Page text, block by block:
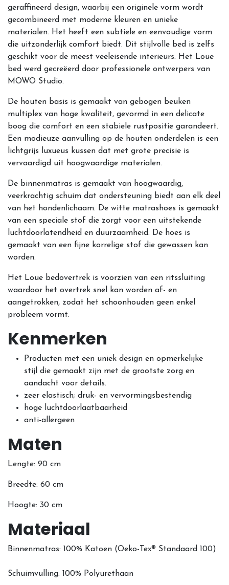
geraffineerd design, waarbij een originele vorm wordt
gecombineerd met moderne kleuren en unieke
materialen. Het heeft een subtiele en eenvoudige vorm
die uitzonderlijk comfort biedt. Dit stijlvolle bed is zelfs
geschikt voor de meest veeleisende interieurs. Het Loue
bed werd gecreëerd door professionele ontwerpers van
MOWO Studio.
De houten basis is gemaakt van gebogen beuken
multiplex van hoge kwaliteit, gevormd in een delicate
boog die comfort en een stabiele rustpositie garandeert.
Een modieuze aanvulling op de houten onderdelen is een
lichtgrijs luxueus kussen dat met grote precisie is
vervaardigd uit hoogwaardige materialen.
De binnenmatras is gemaakt van hoogwaardig,
veerkrachtig schuim dat ondersteuning biedt aan elk deel
van het hondenlichaam. De witte matrashoes is gemaakt
van een speciale stof die zorgt voor een uitstekende
luchtdoorlatendheid en duurzaamheid. De hoes is
gemaakt van een fijne korrelige stof die gewassen kan
worden.
Het Loue bedovertrek is voorzien van een ritssluiting
waardoor het overtrek snel kan worden af- en
aangetrokken, zodat het schoonhouden geen enkel
probleem vormt.
Kenmerken
Producten met een uniek design en opmerkelijke
stijl die gemaakt zijn met de grootste zorg en
aandacht voor details.
zeer elastisch; druk- en vervormingsbestendig
hoge luchtdoorlaatbaarheid
anti-allergeen
Maten
Lengte: 90 cm
Breedte: 60 cm
Hoogte: 30 cm
Materiaal
Binnenmatras: 100% Katoen (Oeko-Tex® Standaard 100)
Schuimvulling: 100% Polyurethaan